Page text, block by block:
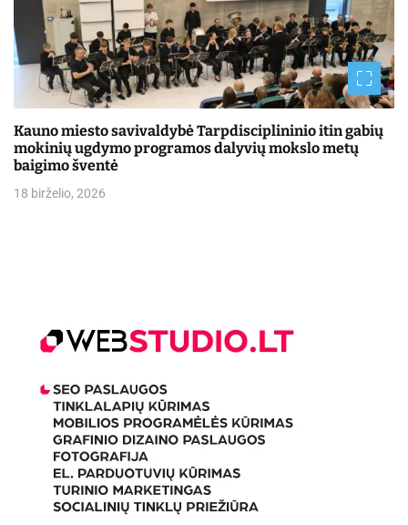
Kauno miesto savivaldybė Tarpdisciplininio itin gabių
mokinių ugdymo programos dalyvių mokslo metų
baigimo šventė
18 birželio, 2026